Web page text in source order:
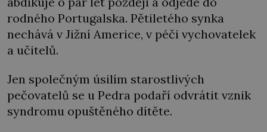
rodného Portugalska. Pětiletého synka
nechává v Jižní Americe, v péči vychovatelek
a učitelů.
Jen společným úsilím starostlivých
pečovatelů se u Pedra podaří odvrátit vznik
syndromu opuštěného dítěte.